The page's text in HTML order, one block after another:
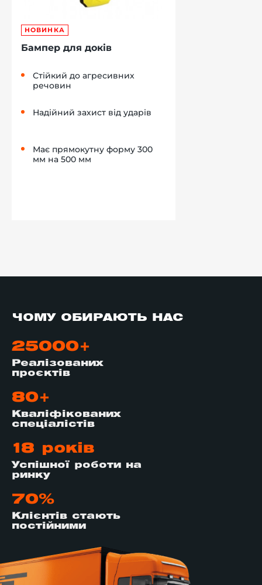
НОВИНКА
Бампер для доків
Стійкий до агресивних
речовин
Надійний захист від ударів
Має прямокутну форму 300
мм на 500 мм
ЧОМУ ОБИРАЮТЬ НАС
25000+
Реалізованих
проєктів
80+
Кваліфікованих
спеціалістів
18 років
Успішної роботи на
ринку
70%
Клієнтів стають
постійними